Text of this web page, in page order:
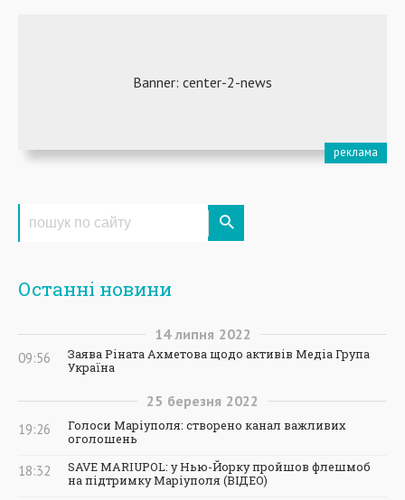
Останні новини
14 липня 2022
09:56
Заява Ріната Ахметова щодо активів Медіа Група
Україна
25 березня 2022
19:26
Голоси Маріуполя: створено канал важливих
оголошень
18:32
SAVE MARIUPOL: у Нью-Йорку пройшов флешмоб
на підтримку Маріуполя (ВІДЕО)